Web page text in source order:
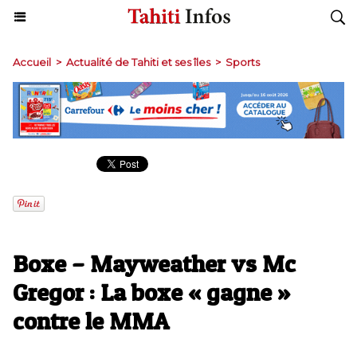
Accueil > Actualité de Tahiti et ses îles > Sports
Boxe – Mayweather vs Mc
Gregor : La boxe « gagne »
contre le MMA